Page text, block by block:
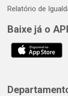
Relatório de
Baixe já o